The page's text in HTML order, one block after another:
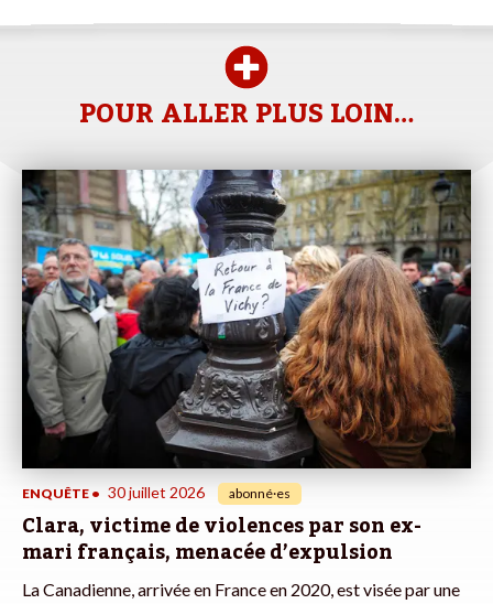
POUR ALLER PLUS LOIN…
ENQUÊTE • 30 juillet 2026 abonné·es
Clara, victime de violences par son ex-
mari français, menacée d’expulsion
La Canadienne, arrivée en France en 2020, est visée par une